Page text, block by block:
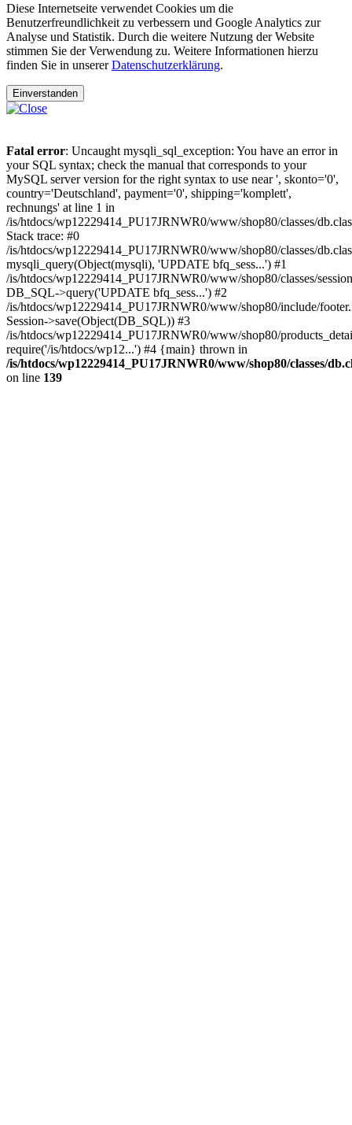
Diese Internetseite verwendet Cookies um die
Benutzerfreundlichkeit zu verbessern und Google Analytics zur
Analyse und Statistik. Durch die weitere Nutzung der Website
stimmen Sie der Verwendung zu. Weitere Informationen hierzu
finden Sie in unsererDatenschutzerklärung.
Einverstanden
Fatal error: Uncaught mysqli_sql_exception: You have an error in
your SQL syntax; check the manual that corresponds to your
MySQL server version for the right syntax to use near ', skonto='0',
country='Deutschland', payment='0', shipping='komplett',
rechnungs' at line 1 in
/is/htdocs/wp12229414_PU17JRNWR0/www/shop80/classes/
Stack trace: #0
/is/htdocs/wp12229414_PU17JRNWR0/www/shop80/classes/
mysqli_query(Object(mysqli), 'UPDATE bfq_sess...') #1
/is/htdocs/wp12229414_PU17JRNWR0/www/shop80/classes/
DB_SQL->query('UPDATE bfq_sess...') #2
/is/htdocs/wp12229414_PU17JRNWR0/www/shop80/include/
Session->save(Object(DB_SQL)) #3
/is/htdocs/wp12229414_PU17JRNWR0/www/shop80/
require('/is/htdocs/wp12...') #4 {main} thrown in
/is/htdocs/wp12229414_PU17JRNWR0/www/shop80/classes/
on line 139